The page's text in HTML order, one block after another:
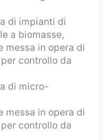
di impianti di
a biomasse,
messa in opera di
controllo da
di micro-
messa in opera di
controllo da